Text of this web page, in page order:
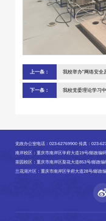
上一条： 我校举办“网络安全
下一条： 我校党委理论学习
党政办公室电话：023-62769900 传真：023-
南岸校区：重庆市南岸区学府大道19号/邮政编
茶园校区：重庆市南岸区梨花大道853号/邮政编
兰花湖片区：重庆市南岸区学府大道28号/邮政